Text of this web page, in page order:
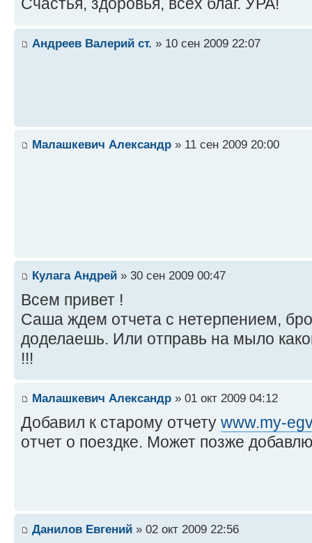
Андреев Валерий ст. » 10 сен 2009 22:07
Малашкевич Александр » 11 сен 2009 20:00
Кулага Андрей » 30 сен 2009 00:47
Всем привет !
Саша ждем отчета с нетерпением,
доделаешь. Или отправь на мыло
!!!
Малашкевич Александр » 01 окт 2009 04:12
Добавил к старому отчету www.my-
отчет о поездке. Может позже
Данилов Евгений » 02 окт 2009 22:56